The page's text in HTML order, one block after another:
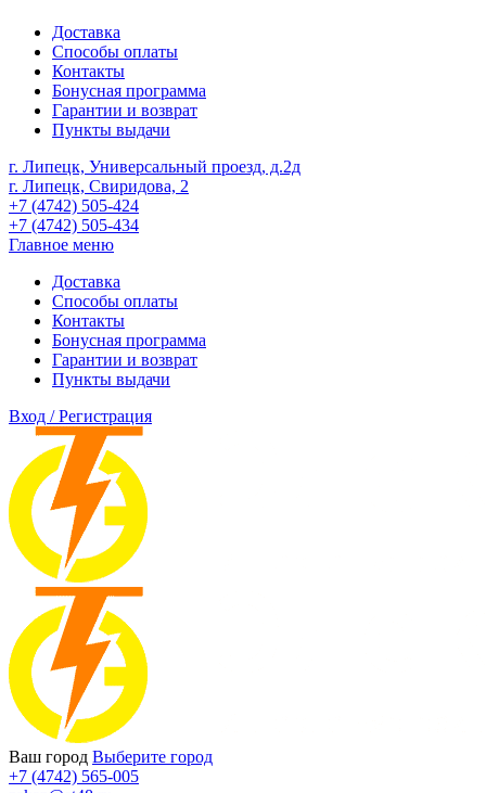
Доставка
Способы оплаты
Контакты
Бонусная программа
Гарантии и возврат
Пункты выдачи
г. Липецк, Универсальный проезд, д.2д
г. Липецк, Свиридова, 2
+7 (4742) 505-424
+7 (4742) 505-434
Главное меню
Доставка
Способы оплаты
Контакты
Бонусная программа
Гарантии и возврат
Пункты выдачи
Вход / Регистрация
Ваш город Выберите город
+7 (4742) 565-005